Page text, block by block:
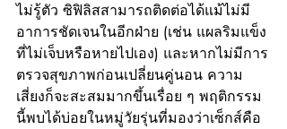
ไม่รู้ตัว ซิฟิลิสสามารถติดต่อได้แม้ไม่มี
อาการชัดเจนในอีกฝ่าย (เช่น แผลริมแข็ง
ที่ไม่เจ็บหรือหายไปเอง) และหากไม่มีการ
ตรวจสุขภาพก่อนเปลี่ยนคู่นอน ความ
เสี่ยงก็จะสะสมมากขึ้นเรื่อย ๆ พฤติกรรม
นี้พบได้บ่อยในหมู่วัยรุ่นที่มองว่าเซ็กส์คือ